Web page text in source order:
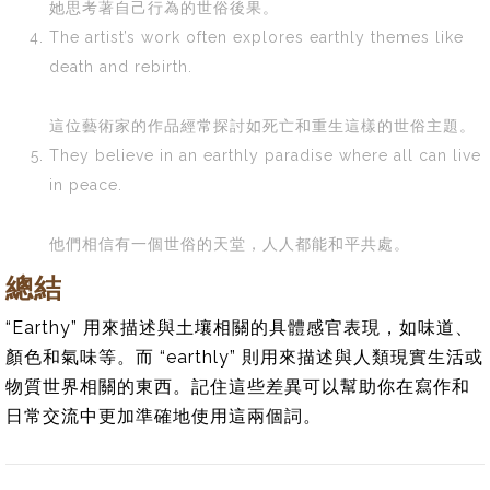
她思考著自己行為的世俗後果。
The artist’s work often explores earthly themes like
death and rebirth.
這位藝術家的作品經常探討如死亡和重生這樣的世俗主題。
They believe in an earthly paradise where all can live
in peace.
他們相信有一個世俗的天堂，人人都能和平共處。
總結
“Earthy” 用來描述與土壤相關的具體感官表現，如味道、
顏色和氣味等。而 “earthly” 則用來描述與人類現實生活或
物質世界相關的東西。記住這些差異可以幫助你在寫作和
日常交流中更加準確地使用這兩個詞。